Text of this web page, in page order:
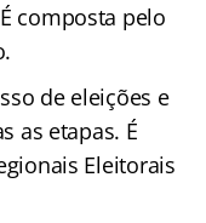
composta pelo
de eleições e
as etapas. É
Eleitorais